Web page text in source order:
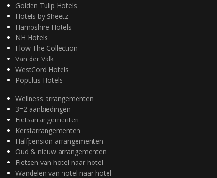
Golden Tulip Hotels
Hotels by Sheetz
Hampshire Hotels
NH Hotels
Flow The Collection
Van der Valk
WestCord Hotels
Populus Hotels
Wellness arrangementen
3=2 aanbiedingen
Fietsarrangementen
Kerstarrangementen
Halfpension arrangementen
Oud & nieuw arrangementen
Fietsen van hotel naar hotel
Wandelen van hotel naar hotel